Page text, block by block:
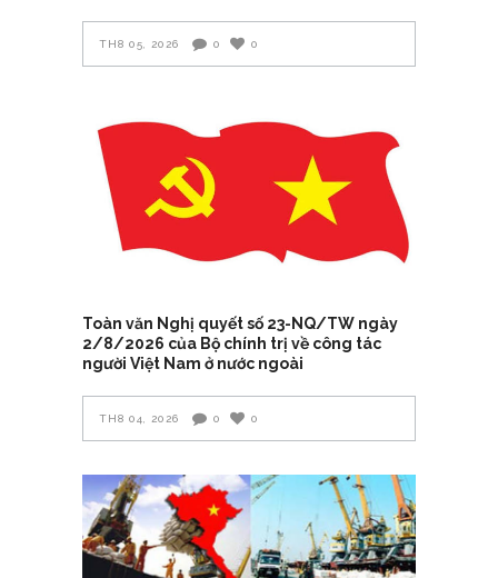
TH8 05, 2026 0 0
Toàn văn Nghị quyết số 23-NQ/TW ngày
2/8/2026 của Bộ chính trị về công tác
người Việt Nam ở nước ngoài
TH8 04, 2026 0 0